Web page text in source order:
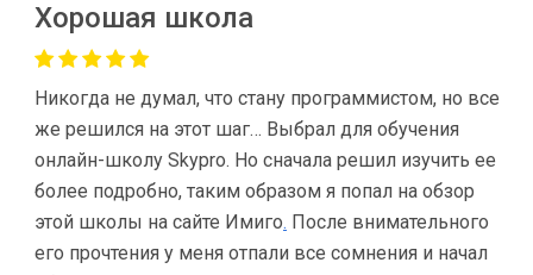
Хорошая школа
Никогда не думал, что стану программистом, но все
же решился на этот шаг… Выбрал для обучения
онлайн-школу Skypro. Но сначала решил изучить ее
более подробно, таким образом я попал на обзор
этой школы на сайте Имиго. После внимательного
его прочтения у меня отпали все сомнения и начал